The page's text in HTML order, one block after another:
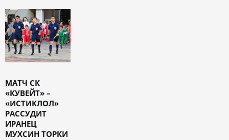
МАТЧ СК
«КУВЕЙТ» –
«ИСТИКЛОЛ»
РАССУДИТ
ИРАНЕЦ
МУХСИН ТОРКИ